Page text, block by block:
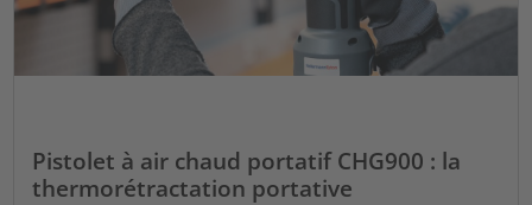
Pistolet à air chaud portatif CHG900 : la
thermorétractation portative